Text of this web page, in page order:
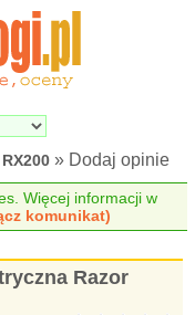
RX200 » Dodaj opinie
Więcej informacji w
komunikat)
Razor